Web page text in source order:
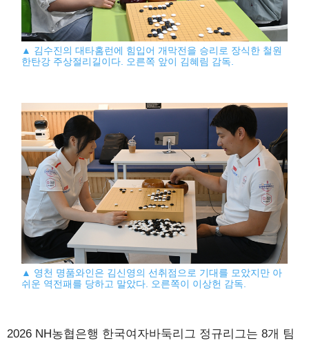
▲ 김수진의 대타홈런에 힘입어 개막전을 승리로 장식한 철원
한탄강 주상절리길이다. 오른쪽 앞이 김혜림 감독.
▲ 영천 명품와인은 김신영의 선취점으로 기대를 모았지만 아
쉬운 역전패를 당하고 말았다. 오른쪽이 이상헌 감독.
2026 NH농협은행 한국여자바둑리그 정규리그는 8개 팀